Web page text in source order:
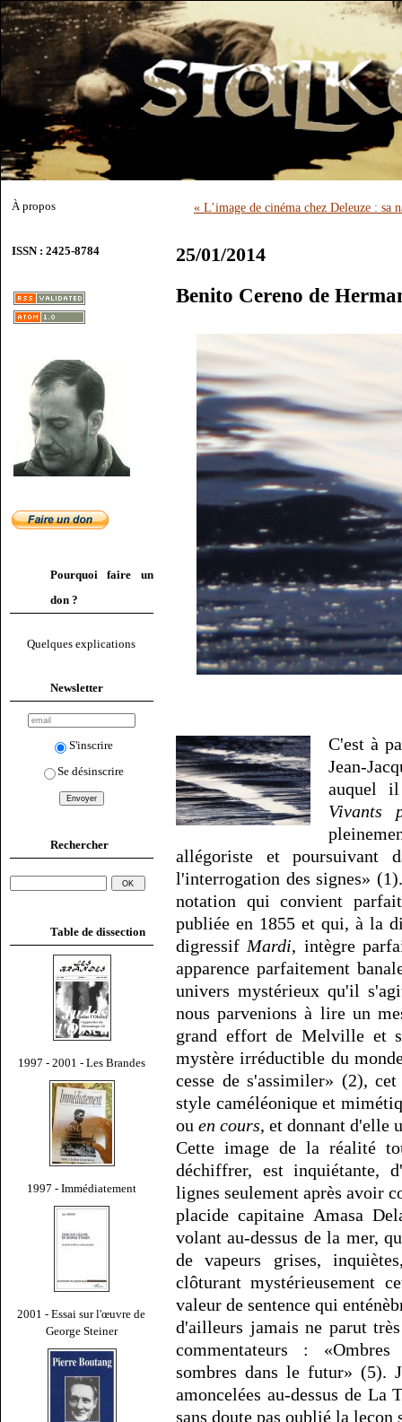
À propos
ISSN : 2425-8784
Pourquoi faire un
don ?
Quelques explications
Newsletter
S'inscrire
Se désinscrire
Rechercher
Table de dissection
1997 - 2001 - Les Brandes
1997 - Immédiatement
2001 - Essai sur l'œuvre de
George Steiner
« L’image de cinéma chez Deleuze : sa
25/01/2014
Benito Cereno de
C'est à
Jean-
auquel
Vivants
allégoriste et poursuivant
l'interrogation des signes»
notation qui convient
publiée en 1855 et qui, à la
digressif Mardi, intègre
apparence parfaitement
univers mystérieux qu'il
nous parvenions à lire un
grand effort de Melville et
mystère irréductible du
cesse de s'assimiler» (2),
style caméléonique et
ou en cours, et donnant d'elle
Cette image de la réalité
déchiffrer, est inquiétante,
lignes seulement après avoir
placide capitaine Amasa
volant au-dessus de la mer,
de vapeurs grises,
clôturant mystérieusement
valeur de sentence qui
d'ailleurs jamais ne parut
commentateurs : «Ombres
sombres dans le futur» (5).
amoncelées au-dessus de La
sans doute pas oublié la